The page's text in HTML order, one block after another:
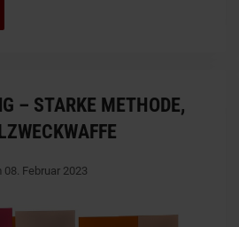
– STARKE METHODE,
Februar 2023